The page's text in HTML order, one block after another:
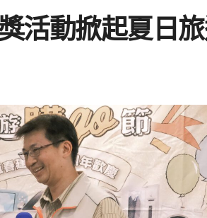
活動掀起夏日